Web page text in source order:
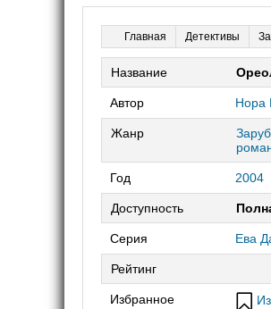
Главная Детективы
Название
Автор Нора
Жанр
Год 2004
Доступность
Серия Ева
Рейтинг
Избранное